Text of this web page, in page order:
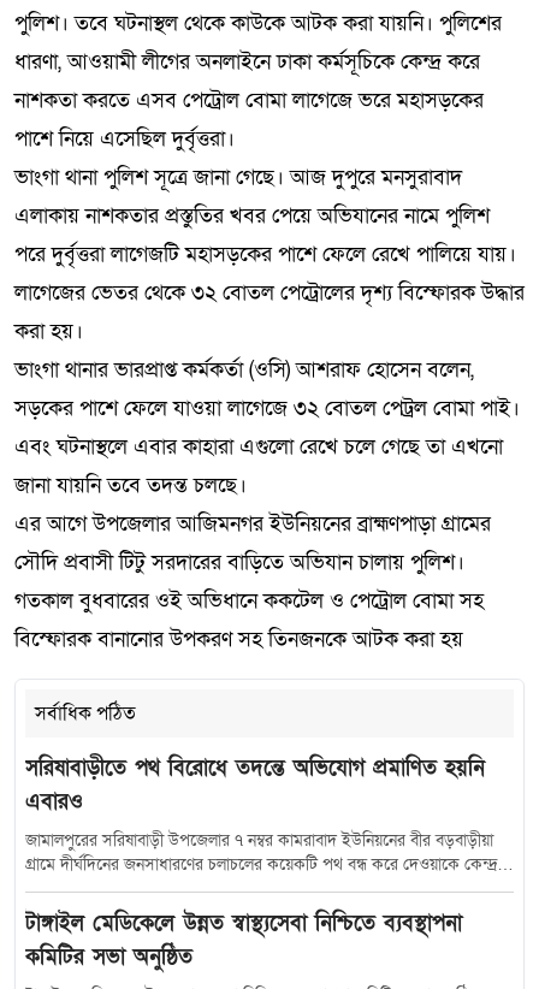
পুলিশ। তবে ঘটনাস্থল থেকে কাউকে আটক করা যায়নি। পুলিশের
ধারণা, আওয়ামী লীগের অনলাইনে ঢাকা কর্মসূচিকে কেন্দ্র করে
নাশকতা করতে এসব পেট্রোল বোমা লাগেজে ভরে মহাসড়কের
পাশে নিয়ে এসেছিল দুর্বৃত্তরা।
ভাংগা থানা পুলিশ সূত্রে জানা গেছে। আজ দুপুরে মনসুরাবাদ
এলাকায় নাশকতার প্রস্তুতির খবর পেয়ে অভিযানের নামে পুলিশ
পরে দুর্বৃত্তরা লাগেজটি মহাসড়কের পাশে ফেলে রেখে পালিয়ে যায়।
লাগেজের ভেতর থেকে ৩২ বোতল পেট্রোলের দৃশ্য বিস্ফোরক উদ্ধার
করা হয়।
ভাংগা থানার ভারপ্রাপ্ত কর্মকর্তা (ওসি) আশরাফ হোসেন বলেন,
সড়কের পাশে ফেলে যাওয়া লাগেজে ৩২ বোতল পেট্রল বোমা পাই।
এবং ঘটনাস্থলে এবার কাহারা এগুলো রেখে চলে গেছে তা এখনো
জানা যায়নি তবে তদন্ত চলছে।
এর আগে উপজেলার আজিমনগর ইউনিয়নের ব্রাহ্মণপাড়া গ্রামের
সৌদি প্রবাসী টিটু সরদারের বাড়িতে অভিযান চালায় পুলিশ।
গতকাল বুধবারের ওই অভিধানে ককটেল ও পেট্রোল বোমা সহ
বিস্ফোরক বানানোর উপকরণ সহ তিনজনকে আটক করা হয়
সর্বাধিক পঠিত
সরিষাবাড়ীতে পথ বিরোধে তদন্তে অভিযোগ প্রমাণিত হয়নি
এবারও
জামালপুরের সরিষাবাড়ী উপজেলার ৭ নম্বর কামরাবাদ ইউনিয়নের বীর বড়বাড়ীয়া
গ্রামে দীর্ঘদিনের জনসাধারণের চলাচলের কয়েকটি পথ বন্ধ করে দেওয়াকে কেন্দ্র
করে সৃষ্ট বিরোধে নতুন মোড় নিয়েছে। সরকারি তদন্তে অভিযোগকারীর উত্থাপিত
অভিযোগের সত্যতা না মেলায় বিষয়টি এখন আলোচনার কেন্দ্রবিন্দুতে। এরই মধ্যে
প্রশাসনের উদ্যোগে ডাকা সমঝোতা বৈঠকে অভিযোগকারী পক্ষের অনুপস্থিতি
ঘটনাকে আরও রহস্যময় করে তুলেছে। স্থানীয়দের অভিযোগ, গ্রামের মৃত মোস্তান
টাঙ্গাইল মেডিকেলে উন্নত স্বাস্থ্যসেবা নিশ্চিতে ব্যবস্থাপনা
কমিটির সভা অনুষ্ঠিত